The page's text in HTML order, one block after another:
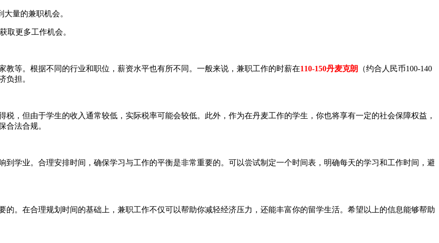
大量的兼职机会。
取更多工作机会。
等。根据不同的行业和职位，薪资水平也有所不同。一般来说，兼职工作的时薪在110-150丹麦克朗
（约合人民币100-140
负担。
，但由于学生的收入通常较低，实际税率可能会较低。此外，作为在丹麦工作的学生，你也将享有一定的社会保障权益，
合法合规。
学业。合理安排时间，确保学习与工作的平衡是非常重要的。可以尝试制定一个时间表，明确每天的学习和工作时间，避
的。在合理规划时间的基础上，兼职工作不仅可以帮助你减轻经济压力，还能丰富你的留学生活。希望以上的信息能够帮助